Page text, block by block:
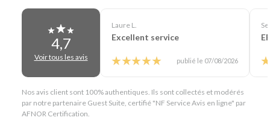
4,7
Voir tous les avis
Laure L.
Excellent service
publié le 07/08/2026
Nos avis client sont 100% authentiques. Ils sont collectés et modérés
par notre partenaire Guest Suite, certifié "NF Service Avis en ligne" par
AFNOR Certification.